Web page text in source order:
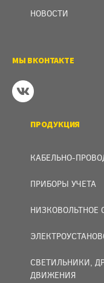
НОВОСТИ
МЫ ВКОНТАКТЕ
ПРОДУКЦИЯ
КАБЕЛЬНО-
ПРИБОРЫ УЧЕТА
НИЗКОВОЛЬТНОЕ
СВЕТИЛЬНИКИ,
ДВИЖЕНИЯ